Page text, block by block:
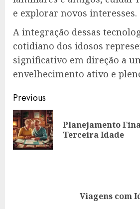
e explorar novos interesses.
A integração dessas
cotidiano dos idosos
significativo em direção a
envelhecimento ativo e
Post
navigation
Previous
Planejamento
Terceira Idade
Viagens com